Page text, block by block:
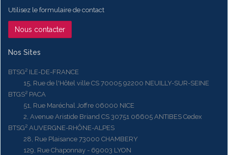
Utilisez le formulaire de contact
Nous contacter
Nos Sites
BTSG² ILE-DE-FRANCE
15, Rue de l'Hôtel ville CS 70005 92200 NEUILLY-SUR-SEINE
BTGS² PACA
51, Rue Maréchal Joffre 06000 NICE
2, Avenue Aristide Briand CS 30751 06605 ANTIBES Cedex
BTSG² AUVERGNE-RHÔNE-ALPES
28, Rue Plaisance 73000 CHAMBERY
129, Rue Chaponnay - 69003 LYON